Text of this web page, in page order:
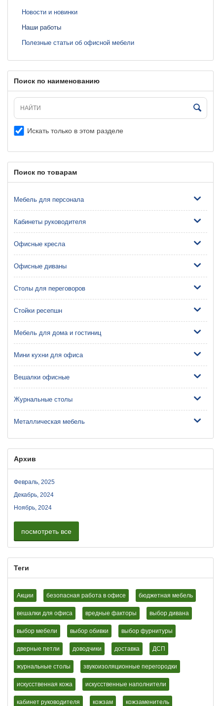
Новости и новинки
Наши работы
Полезные статьи об офисной мебели
Поиск по наименованию
Искать только в этом разделе
Поиск по товарам
Мебель для персонала
Кабинеты руководителя
Офисные кресла
Офисные диваны
Столы для переговоров
Стойки ресепшн
Мебель для дома и гостиниц
Мини кухни для офиса
Вешалки офисные
Журнальные столы
Металлическая мебель
Архив
Февраль, 2025
Декабрь, 2024
Ноябрь, 2024
посмотреть все
Теги
Акции безопасная работа в офисе бюджетная мебель
вешалки для офиса вредные факторы выбор дивана
выбор мебели выбор обивки выбор фурнитуры
дверные петли доводчики доставка ДСП
журнальные столы звукоизоляционные перегородки
искусственная кожа искусственные наполнители
кабинет руководителя кожзам кожзаменитель